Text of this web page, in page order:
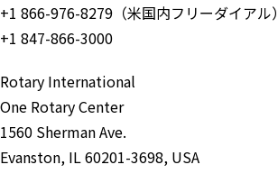
+1 866-976-8279（米国内フリーダイアル）
+1 847-866-3000
Rotary International
One Rotary Center
1560 Sherman Ave.
Evanston, IL 60201-3698, USA